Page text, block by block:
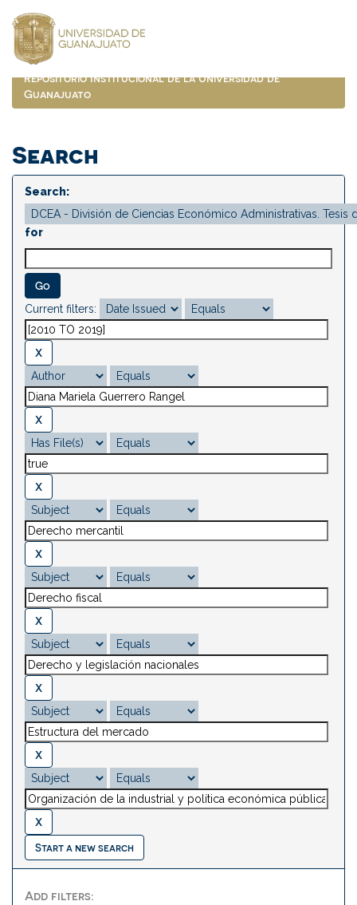
navigation
Repositorio Institucional de la Universidad de
Guanajuato
Search
Search:
for
Current filters:
Start a new search
Add filters: